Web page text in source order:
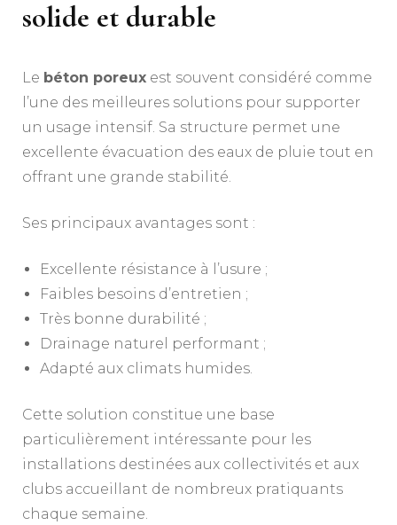
solide et durable
Le béton poreux est souvent considéré comme
l’une des meilleures solutions pour supporter
un usage intensif. Sa structure permet une
excellente évacuation des eaux de pluie tout en
offrant une grande stabilité.
Ses principaux avantages sont :
Excellente résistance à l’usure ;
Faibles besoins d’entretien ;
Très bonne durabilité ;
Drainage naturel performant ;
Adapté aux climats humides.
Cette solution constitue une base
particulièrement intéressante pour les
installations destinées aux collectivités et aux
clubs accueillant de nombreux pratiquants
chaque semaine.